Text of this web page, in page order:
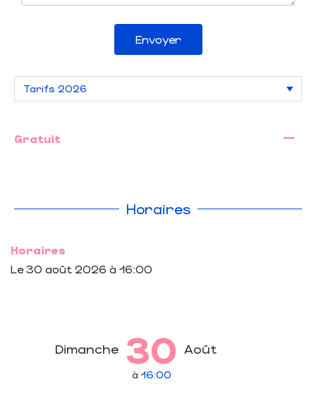
Envoyer
Gratuit —
Horaires
Horaires
Le 30 août 2026 à 16:00
Dimanche 30 Août
à 16:00